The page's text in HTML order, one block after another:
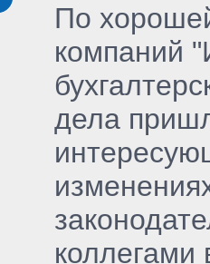
По
компаний
дела
коллегами